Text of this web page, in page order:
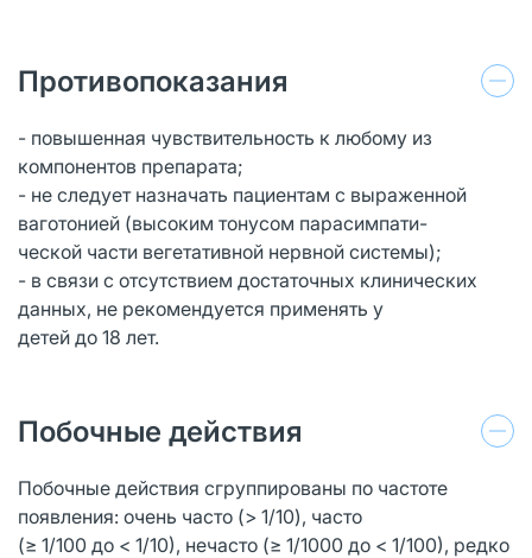
Противопоказания
- повышенная чувствительность к любому из
компонентов препарата;
- не следует назначать пациентам с выраженной
ваготонией (высоким тонусом парасимпати-
ческой части вегетативной нервной системы);
- в связи с отсутствием достаточных клинических
данных, не рекомендуется применять у
детей до 18 лет.
Побочные действия
Побочные действия сгруппированы по частоте
появления: очень часто (> 1/10), часто
(≥ 1/100 до < 1/10), нечасто (≥ 1/1000 до < 1/100), редко